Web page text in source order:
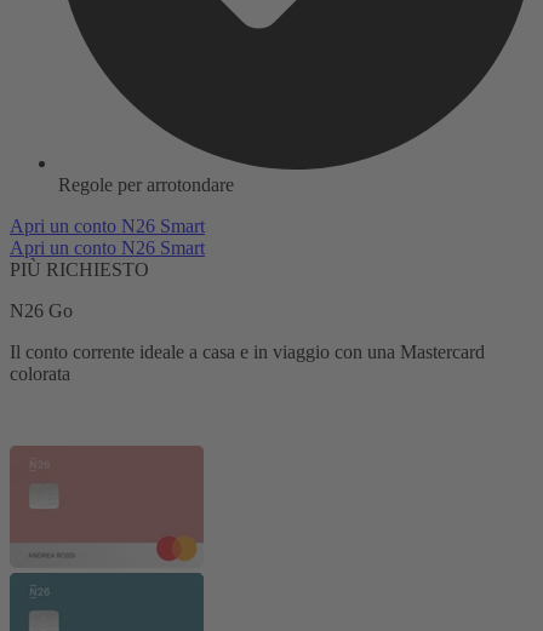
Regole per arrotondare
Apri un conto N26 Smart
Apri un conto N26 Smart
PIÙ RICHIESTO
N26 Go
Il conto corrente ideale a casa e in viaggio con una Mastercard
colorata